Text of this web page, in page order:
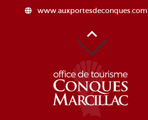
www.auxportesdeconques.com